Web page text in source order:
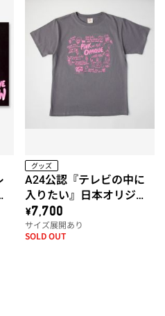
グッズ
A24公認『テレビの中に
入りたい』日本オリジナ
ルTシャツ（ピンク・オペ
ーク）
\7,700
サイズ展開あり
SOLD OUT